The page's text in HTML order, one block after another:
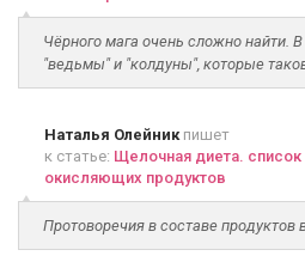
Чёрного мага очень сложно найти.
"ведьмы" и "колдуны", которые
Наталья Олейникпишет
к статье: Щелочная диета.
окисляющих продуктов
Протоворечия в составе продуктов